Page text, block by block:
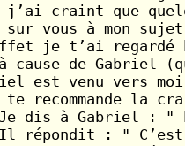
craint que
sur vous à mon
je t’ai regardé
cause de Gabriel
est venu vers
te recommande la
dis à Gabriel : "
répondit : " C’est